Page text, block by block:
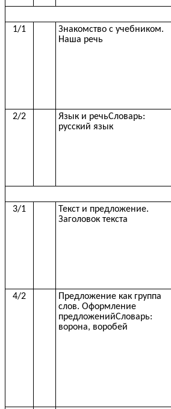
1/1
Знакомство с учебником.
Наша речь
2/2
Язык и речьСловарь:
русский язык
3/1
Текст и предложение.
Заголовок текста
4/2
Предложение как группа
слов. Оформление
предложенийСловарь:
ворона, воробей